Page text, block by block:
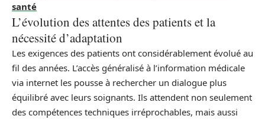
santé
L’évolution des attentes des patients et la
nécessité d’adaptation
Les exigences des patients ont considérablement évolué au
fil des années. L’accès généralisé à l’information médicale
via internet les pousse à rechercher un dialogue plus
équilibré avec leurs soignants. Ils attendent non seulement
des compétences techniques irréprochables, mais aussi